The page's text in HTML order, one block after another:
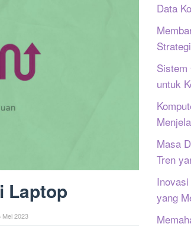
Laptop
Mei 2023
Data
Sistem
untuk
Masa
Tren
yang